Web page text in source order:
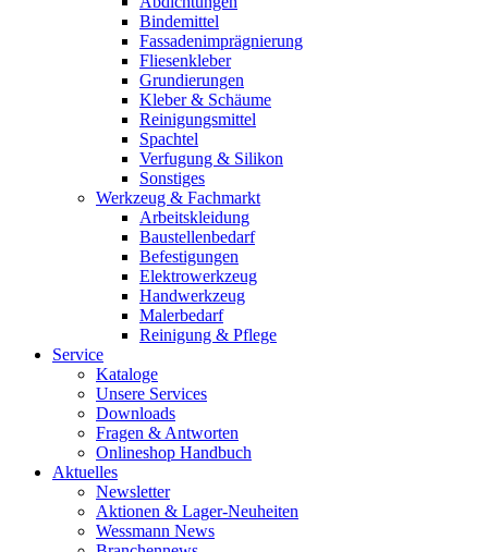
Bindemittel
Fassadenimprägnierung
Fliesenkleber
Grundierungen
Kleber & Schäume
Reinigungsmittel
Spachtel
Verfugung & Silikon
Sonstiges
Werkzeug & Fachmarkt
Arbeitskleidung
Baustellenbedarf
Befestigungen
Elektrowerkzeug
Handwerkzeug
Malerbedarf
Reinigung & Pflege
Service
Kataloge
Unsere Services
Downloads
Fragen & Antworten
Onlineshop Handbuch
Aktuelles
Newsletter
Aktionen & Lager-Neuheiten
Wessmann News